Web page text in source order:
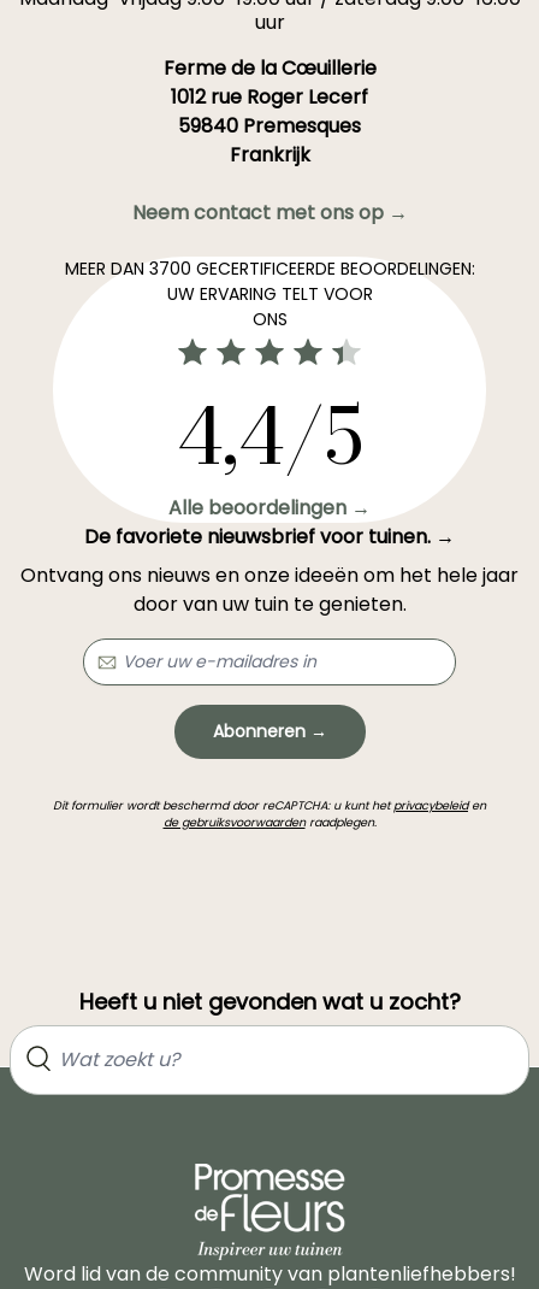
uur
Ferme de la Cœuillerie
1012 rue Roger Lecerf
59840 Premesques
Frankrijk
Neem contact met ons op →
MEER DAN 3700 GECERTIFICEERDE BEOORDELINGEN:
UW ERVARING TELT VOOR
ONS
4,4/5
Alle beoordelingen →
De favoriete nieuwsbrief voor tuinen. →
Ontvang ons nieuws en onze ideeën om het hele jaar
door van uw tuin te genieten.
Abonneren →
Dit formulier wordt beschermd door reCAPTCHA: u kunt hetprivacybeleiden
de gebruiksvoorwaardenraadplegen.
Heeft u niet gevonden wat u zocht?
Word lid van de community van plantenliefhebbers!